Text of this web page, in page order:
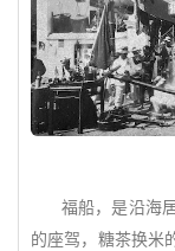
福船，是沿海居
的座驾，糖茶换米